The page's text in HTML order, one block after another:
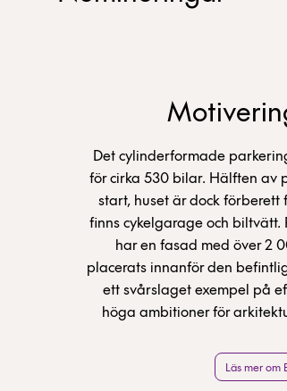
Det cylinderformade
för cirka 530 bilar. Hälften av
start, huset är dock förberett
finns cykelgarage och biltvätt.
har en fasad med över 2
placerats innanför den
ett svårslaget exempel på
höga ambitioner för
Läs mer om